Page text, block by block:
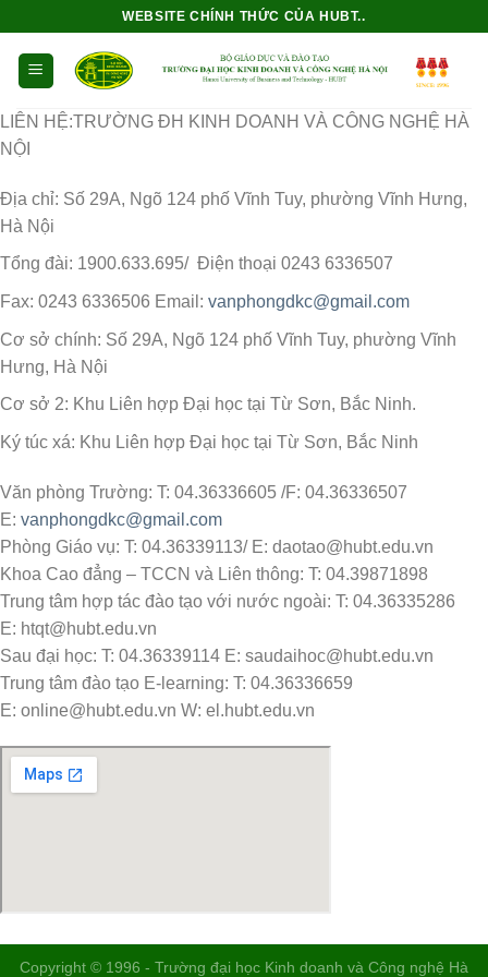
dung
WEBSITE CHÍNH THỨC CỦA HUBT..
LIÊN HỆ:TRƯỜNG ĐH KINH DOANH VÀ CÔNG NGHỆ HÀ
NỘI
Địa chỉ: Số 29A, Ngõ 124 phố Vĩnh Tuy, phường Vĩnh Hưng,
Hà Nội
Tổng đài: 1900.633.695/ Điện thoại 0243 6336507
Fax: 0243 6336506 Email: vanphongdkc@gmail.com
Cơ sở chính: Số 29A, Ngõ 124 phố Vĩnh Tuy, phường Vĩnh
Hưng, Hà Nội
Cơ sở 2: Khu Liên hợp Đại học tại Từ Sơn, Bắc Ninh.
Ký túc xá: Khu Liên hợp Đại học tại Từ Sơn, Bắc Ninh
Văn phòng Trường: T: 04.36336605 /F: 04.36336507
E: vanphongdkc@gmail.com
Phòng Giáo vụ: T: 04.36339113/ E: daotao@hubt.edu.vn
Khoa Cao đẳng – TCCN và Liên thông: T: 04.39871898
Trung tâm hợp tác đào tạo với nước ngoài: T: 04.36335286
E: htqt@hubt.edu.vn
Sau đại học: T: 04.36339114 E: saudaihoc@hubt.edu.vn
Trung tâm đào tạo E-learning: T: 04.36336659
E: online@hubt.edu.vn W: el.hubt.edu.vn
Copyright © 1996 - Trường đại học Kinh doanh và Công nghệ Hà